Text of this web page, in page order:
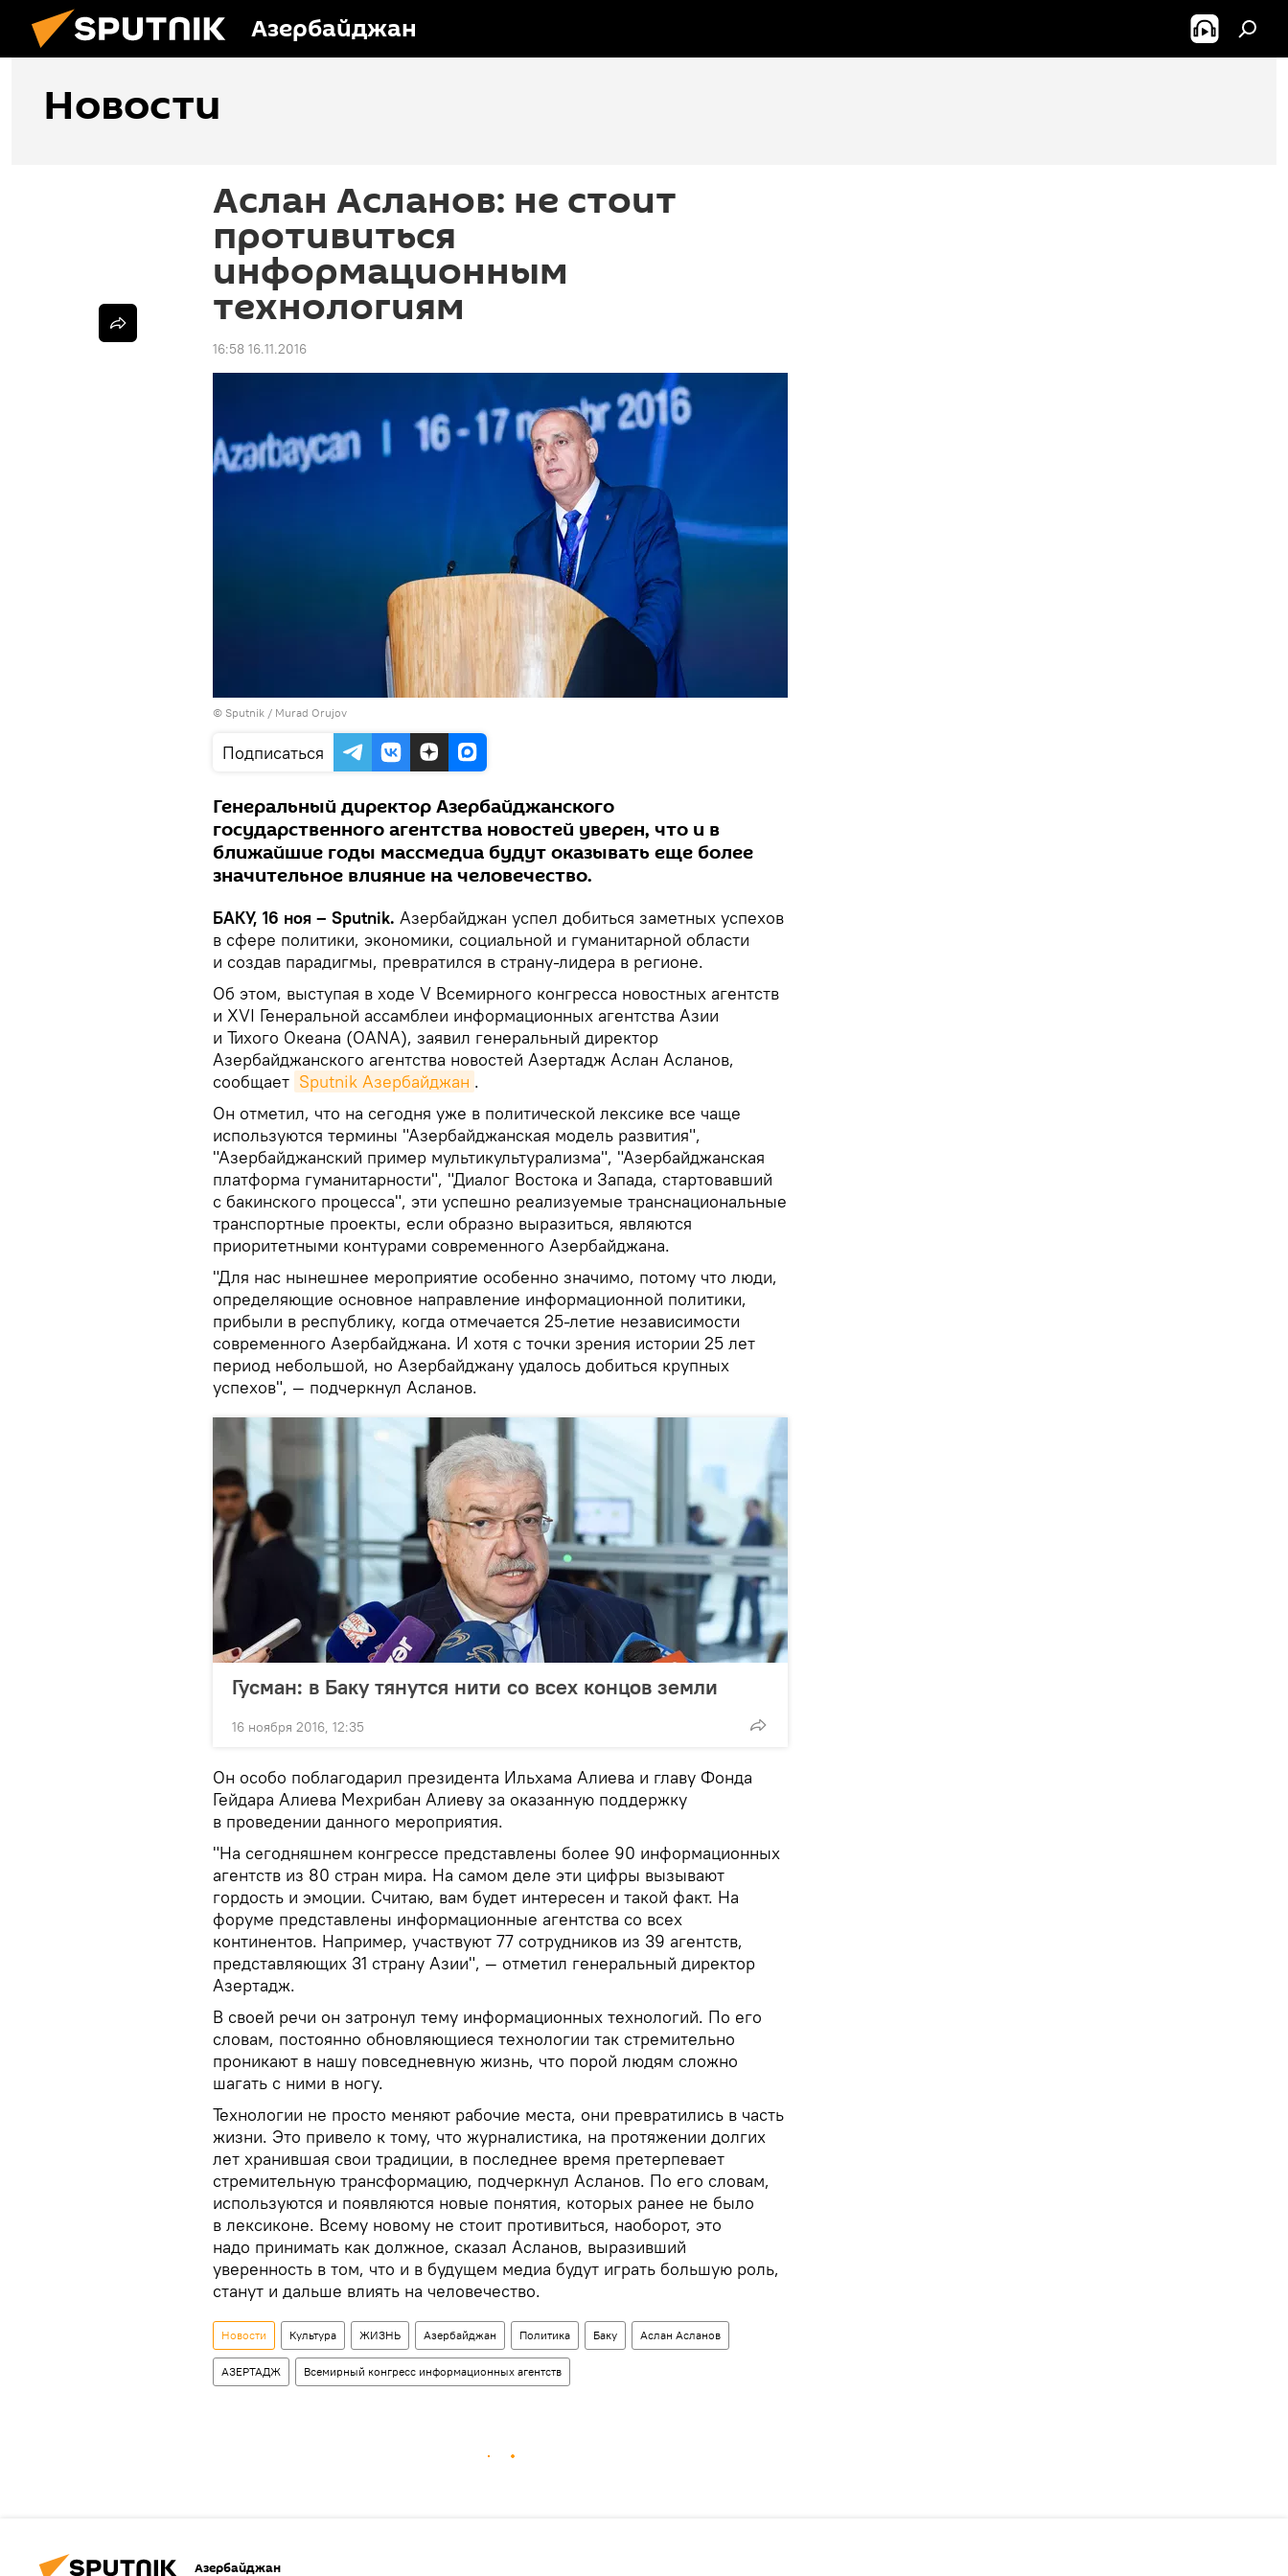
Азербайджан
Новости
Аслан Асланов: не стоит
противиться
информационным
технологиям
16:58 16.11.2016
© Sputnik / Murad Orujov
Подписаться
Генеральный директор Азербайджанского
государственного агентства новостей уверен, что и в
ближайшие годы массмедиа будут оказывать еще более
значительное влияние на человечество.
БАКУ, 16 ноя – Sputnik. Азербайджан успел добиться заметных успехов
в сфере политики, экономики, социальной и гуманитарной области
и создав парадигмы, превратился в страну-лидера в регионе.
Об этом, выступая в ходе V Всемирного конгресса новостных агентств
и XVI Генеральной ассамблеи информационных агентства Азии
и Тихого Океана (OANA), заявил генеральный директор
Азербайджанского агентства новостей Азертадж Аслан Асланов,
сообщает Sputnik Азербайджан .
Он отметил, что на сегодня уже в политической лексике все чаще
используются термины "Азербайджанская модель развития",
"Азербайджанский пример мультикультурализма", "Азербайджанская
платформа гуманитарности", "Диалог Востока и Запада, стартовавший
с бакинского процесса", эти успешно реализуемые транснациональные
транспортные проекты, если образно выразиться, являются
приоритетными контурами современного Азербайджана.
"Для нас нынешнее мероприятие особенно значимо, потому что люди,
определяющие основное направление информационной политики,
прибыли в республику, когда отмечается 25-летие независимости
современного Азербайджана. И хотя с точки зрения истории 25 лет
период небольшой, но Азербайджану удалось добиться крупных
успехов", — подчеркнул Асланов.
Гусман: в Баку тянутся нити со всех концов земли
16 ноября 2016, 12:35
Он особо поблагодарил президента Ильхама Алиева и главу Фонда
Гейдара Алиева Мехрибан Алиеву за оказанную поддержку
в проведении данного мероприятия.
"На сегодняшнем конгрессе представлены более 90 информационных
агентств из 80 стран мира. На самом деле эти цифры вызывают
гордость и эмоции. Считаю, вам будет интересен и такой факт. На
форуме представлены информационные агентства со всех
континентов. Например, участвуют 77 сотрудников из 39 агентств,
представляющих 31 страну Азии", — отметил генеральный директор
Азертадж.
В своей речи он затронул тему информационных технологий. По его
словам, постоянно обновляющиеся технологии так стремительно
проникают в нашу повседневную жизнь, что порой людям сложно
шагать с ними в ногу.
Технологии не просто меняют рабочие места, они превратились в часть
жизни. Это привело к тому, что журналистика, на протяжении долгих
лет хранившая свои традиции, в последнее время претерпевает
стремительную трансформацию, подчеркнул Асланов. По его словам,
используются и появляются новые понятия, которых ранее не было
в лексиконе. Всему новому не стоит противиться, наоборот, это
надо принимать как должное, сказал Асланов, выразивший
уверенность в том, что и в будущем медиа будут играть большую роль,
станут и дальше влиять на человечество.
Новости Культура ЖИЗНЬ Азербайджан Политика Баку Аслан Асланов
АЗЕРТАДЖ Всемирный конгресс информационных агентств
Азербайджан